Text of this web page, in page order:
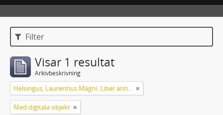
Filter
Visar 1 resultat
Arkivbeskrivning
Helsingus, Laurentius Magni: Liber antiphonarius
Med digitala objekt